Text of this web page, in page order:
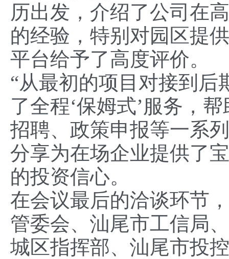
历出发，介绍了公司在
的经验，特别对园区提
平台给予了高度评价。
“从最初的项目对接到
了全程‘保姆式’服务，
招聘、政策申报等一系
分享为在场企业提供了
的投资信心。
在会议最后的洽谈环节
管委会、汕尾市工信局
城区指挥部、汕尾市投